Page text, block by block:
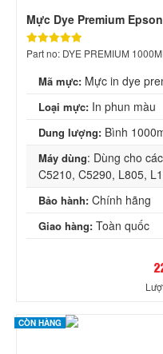
Mực Dye Premium
Part no: DYE PREMIUM
Mã mực: Mực in dye
Loại mực: In phun màu
Dung lượng: Bình
Máy dùng: Dùng cho
C5210, C5290, L805,
Bảo hành: Chính hãng
Giao hàng: Toàn quốc
CÒN HÀNG